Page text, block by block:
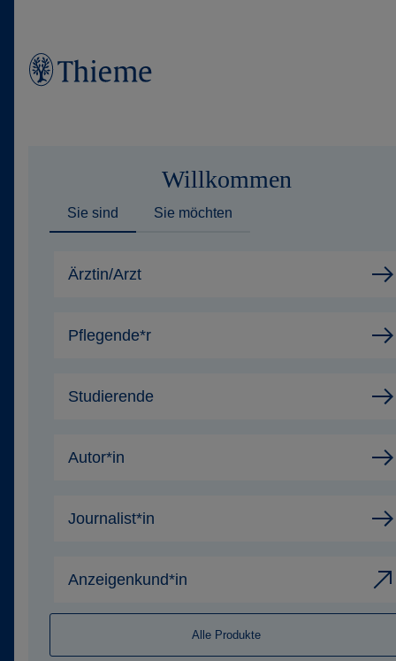
Produkte
Willkommen
Sie sind Sie möchten
Ärztin/Arzt
Pflegende*r
Studierende
Autor*in
Journalist*in
Anzeigenkund*in
Alle Produkte